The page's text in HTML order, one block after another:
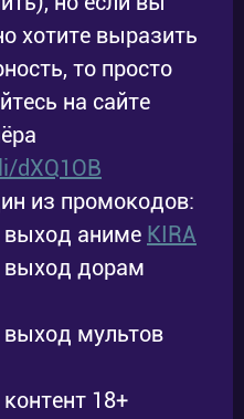
Паб» онлайн в
озвучке на
бесплатно!
хотите выразить
то просто
на сайте
dXQ1OB
из промокодов:
аниме KIRA
выход дорам
мультов
18+